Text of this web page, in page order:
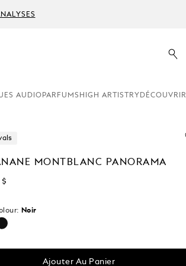
AUDIO PARFUMS HIGH ARTISTRY DÉCOUVRIR
MONTBLANC PANORAMA
Noir
Ajouter Au Panier